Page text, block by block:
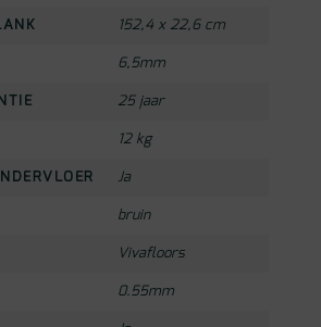
152,4 x 22,6 cm
6,5mm
25 jaar
12 kg
Ja
bruin
Vivafloors
0.55mm